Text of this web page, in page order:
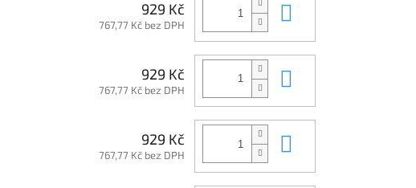
929 Kč
767,77 Kč bez DPH
929 Kč
767,77 Kč bez DPH
929 Kč
767,77 Kč bez DPH